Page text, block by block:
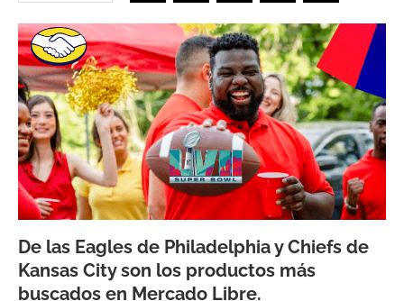
De las Eagles de Philadelphia y Chiefs de
Kansas City son los productos más
buscados en Mercado Libre.